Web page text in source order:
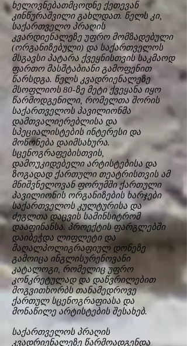
ხელოვნებათმცოდნე ქეთევან
კინწურაშვილი გახლდათ. წელს კი,
საქართველო პრაღის
კვარდიენალეზე უფრო მომზადებული
(ორგანიზებული) და საქართველოს
მსგავსი პატარა ქვეყნისთვის საკმაოდ
ფართო მასშტაბიანი გამოფენით
წარსდგა. წელს კვადრიენალეზე
მსოფლიოს 80-ზე მეტი ქვეყანა იყო
წარმოდგენილი, რომელთა შორის
საქართველოს პავილიონმა
დამთვალიერებლისა და
სპეციალისტების ინტერესი და
მოწონება დაიმსახურა.
სცენოგრაფებისთვის,
დამოუკიდებელი არტისტებისა და
ზოგადად ქართული თეატრისთვის ამ
მნიშვნელოვან ფორუმში ქართული
პავილიონის ორგანიზების ხარჯები
საქართველოს კულტურისა და
ძეგლთა დაცვის სამინსიტრომ
დააფინანსა. პროექტის ფარგლებში
დაიბეჭდა ლიფლეტი და
მაღალპოლიგრაფიულ დონეზე
გამოიცა ინგლისურენოვანი
კატალოგი, რომელიც უფრო
კონკრეტულად და დაწვრილებით
მოგვითხორბს თანამედროვე
ქართულ სცენოგრაფიასა და
მონაწილე არტისტების შესახებ.
საქართველოს პრაღის
კვადრიენალეზე წარმოადგენდა